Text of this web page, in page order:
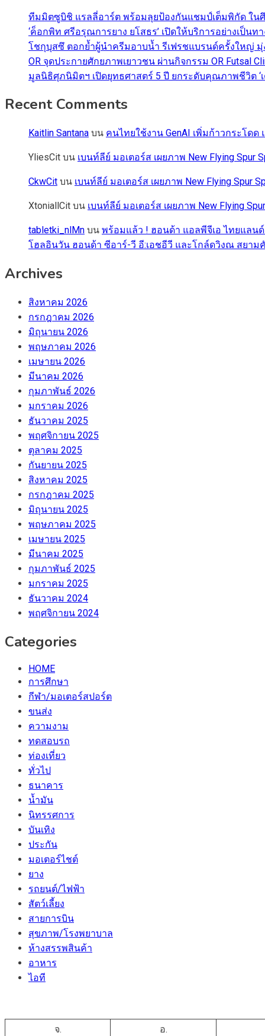
ทีมมิตซูบิชิ แรลลี่อาร์ต พร้อมลุยป้องกันแชมป์เต็มพิกัด ใน
‘ค็อกพิท ศรีอรุณการยาง ยโสธร’ เปิดให้บริการอย่างเป็น
โชกุบุสซึ ตอกย้ำผู้นำครีมอาบน้ำ รีเฟรชแบรนด์ครั้งใหญ่ มุ่
OR จุดประกายศักยภาพเยาวชน ผ่านกิจกรรม OR Futsal
มูลนิธิศุภนิมิตฯ เปิดยุทธศาสตร์ 5 ปี ยกระดับคุณภาพชีวิต
Recent Comments
Kaitlin Santana บน คนไทยใช้งาน GenAI เพิ่มก้าวกระโด
YliesCit บน เบนท์ลีย์ มอเตอร์ส เผยภาพ New Flying
CkwCit บน เบนท์ลีย์ มอเตอร์ส เผยภาพ New Flying Spur
XtoniallCit บน เบนท์ลีย์ มอเตอร์ส เผยภาพ New Flying
tabletki_nlMn บน พร้อมแล้ว ! ฮอนด้า แอลพีจีเอ ไทยแลนด์
โฮลอินวัน ฮอนด้า ซีอาร์-วี อี:เอชอีวี และโกล์ดวิงณ สยา
Archives
สิงหาคม 2026
กรกฎาคม 2026
มิถุนายน 2026
พฤษภาคม 2026
เมษายน 2026
มีนาคม 2026
กุมภาพันธ์ 2026
มกราคม 2026
ธันวาคม 2025
พฤศจิกายน 2025
ตุลาคม 2025
กันยายน 2025
สิงหาคม 2025
กรกฎาคม 2025
มิถุนายน 2025
พฤษภาคม 2025
เมษายน 2025
มีนาคม 2025
กุมภาพันธ์ 2025
มกราคม 2025
ธันวาคม 2024
พฤศจิกายน 2024
Categories
HOME
การศึกษา
กีฬา/มอเตอร์สปอร์ต
ขนส่ง
ความงาม
ทดสอบรถ
ท่องเที่ยว
ทั่วไป
ธนาคาร
น้ำมัน
นิทรรศการ
บันเทิง
ประกัน
มอเตอร์ไชต์
ยาง
รถยนต์/ไฟฟ้า
สัตว์เลี้ยง
สายการบิน
สุขภาพ/โรงพยาบาล
ห้างสรรพสินค้า
อาหาร
ไอที
จ. อ.